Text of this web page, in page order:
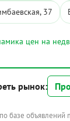
37
цен на
рынок:
по базе